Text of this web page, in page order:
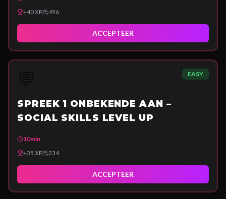
+40XP 456
ACCEPTEER
EASY
SPREEK 1 ONBEKENDE AAN –
SOCIAL SKILLS LEVEL UP
10min
+35 XP 234
ACCEPTEER